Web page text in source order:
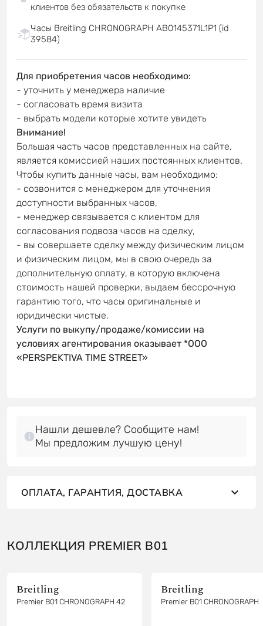
клиентов без обязательств к покупке
Часы Breitling CHRONOGRAPH AB0145371L1P1 (id
39584)
Для приобретения часов необходимо:
- уточнить у менеджера наличие
- согласовать время визита
- выбрать модели которые хотите увидеть
Внимание!
Большая часть часов представленных на сайте,
является комиссией наших постоянных клиентов.
Чтобы купить данные часы, вам необходимо:
- созвонится с менеджером для уточнения
доступности выбранных часов,
- менеджер связывается с клиентом для
согласования подвоза часов на сделку,
- вы совершаете сделку между физическим лицом
и физическим лицом, мы в свою очередь за
дополнительную оплату, в которую включена
стоимость нашей проверки, выдаем бессрочную
гарантию того, что часы оригинальные и
юридически чистые.
Услуги по выкупу/продаже/комиссии на
условиях агентирования оказывает *OOO
«PERSPEKTIVA TIME STREET»
Нашли дешевле? Сообщите нам!
Мы предложим лучшую цену!
ОПЛАТА, ГАРАНТИЯ, ДОСТАВКА
КОЛЛЕКЦИЯ PREMIER B01
Breitling
Premier B01 CHRONOGRAPH 42
Breitling
Premier B01 CHRONOGRAPH